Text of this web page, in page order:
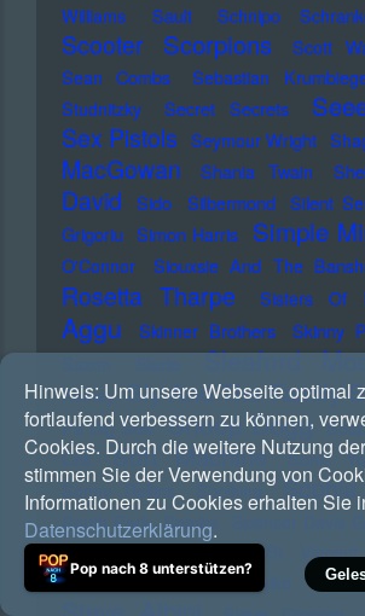
Williams
Sault Schnipo
Scooter Scorpions Scott
Sean Combs
Sebastian
Studnitzky
Secret Secrets
Sex Pistols Seymour Wright
MacGowan
Shania Twain
David
Sido Silbermond Silent
Grigoriu Simon Harris Simple
O'Connor
Siouxsie And The
Rosetta Tharpe
Sisters Of
Aggu
Skinner Brothers Skinny
Sleaford
Kinney Sly And The Family
Pa Dig Selv Snoop Dogg
Cell
Soft Machine Sonic
Sonny Rollins
Soolking
South Park Sparks
Sprints Squarepusher St. Vincent
Status Quo
Stephan Sulke
Hinweis: Um unsere Webseite optimal
fortlaufend verbessern zu können,
Cookies. Durch die weitere Nutzung
stimmen Sie der Verwendung von
Informationen zu Cookies erhalten Sie
Datenschutzerklärung.
Pop nach 8 unterstützen?